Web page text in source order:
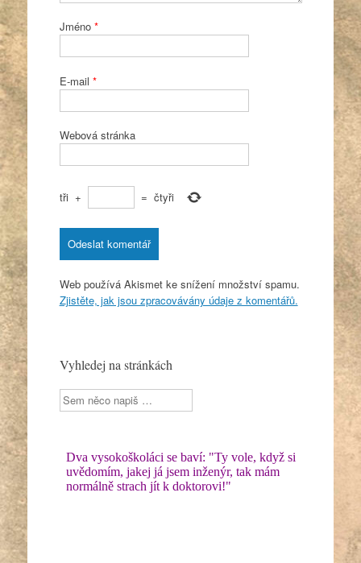
Jméno *
E-mail *
Webová stránka
tři + = čtyři
Web používá Akismet ke snížení množství spamu.
Zjistěte, jak jsou zpracovávány údaje z komentářů.
Vyhledej na stránkách
Sherlock
Holmes